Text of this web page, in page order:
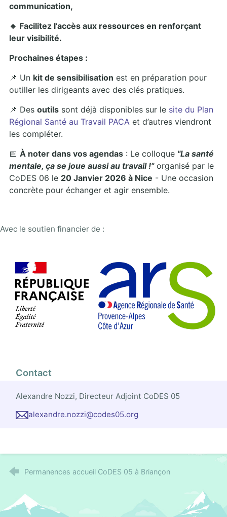
communication,
🔹 Facilitez l’accès aux ressources en renforçant
leur visibilité.
Prochaines étapes :
📌 Un kit de sensibilisation est en préparation pour
outiller les dirigeants avec des clés pratiques.
📌 Des outilssont déjà disponibles sur le site du Plan
Régional Santé au Travail PACA et d’autres viendront
les compléter.
📅 À noter dans vos agendas: Le colloque "La santé
mentale, ça se joue aussi au travail !"organisé par le
CoDES 06 le 20 Janvier 2026 à Nice - Une occasion
concrète pour échanger et agir ensemble.
Avec le soutien financier de :
Contact
Alexandre Nozzi, Directeur Adjoint CoDES 05
alexandre.nozzi@codes05.org
Permanences accueil CoDES 05 à Briançon